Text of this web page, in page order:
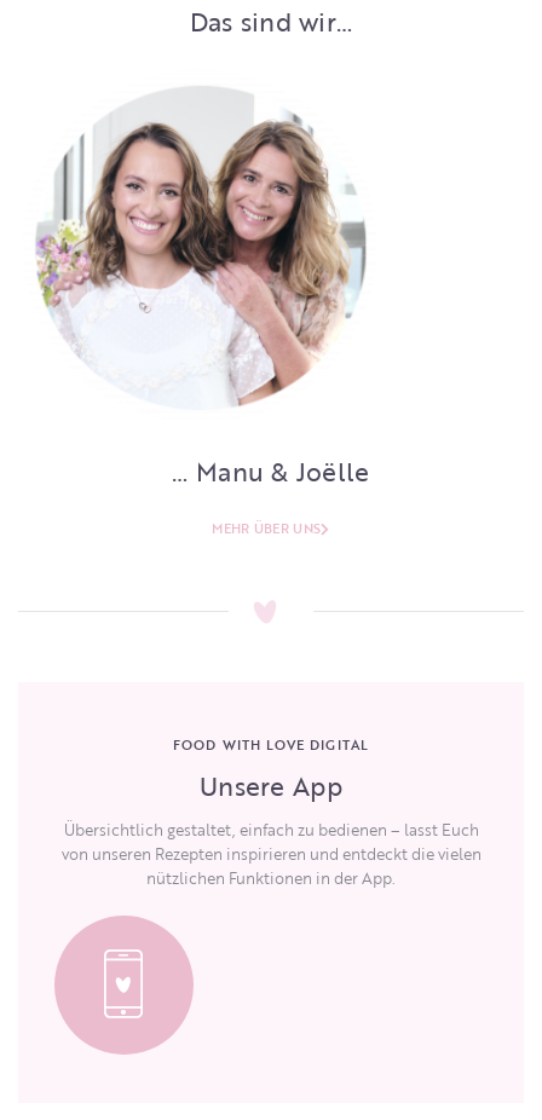
Das sind wir…
… Manu & Joëlle
MEHR ÜBER UNS
FOOD WITH LOVE DIGITAL
Unsere App
Übersichtlich gestaltet, einfach zu bedienen – lasst Euch
von unseren Rezepten inspirieren und entdeckt die vielen
nützlichen Funktionen in der App.